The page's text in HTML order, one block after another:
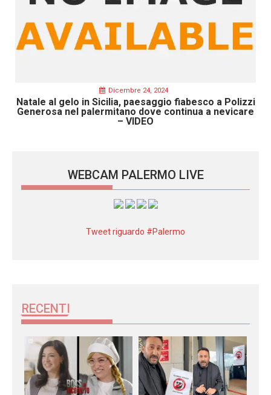
Dicembre 24, 2024
Natale al gelo in Sicilia, paesaggio fiabesco a Polizzi
Generosa nel palermitano dove continua a nevicare
– VIDEO
WEBCAM PALERMO LIVE
Tweet riguardo #Palermo
RECENTI